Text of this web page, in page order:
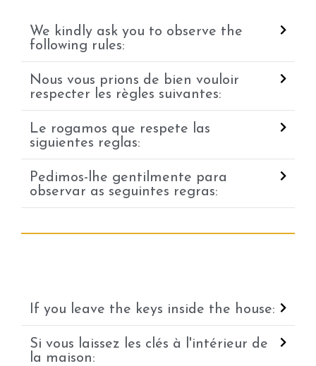
We kindly ask you to observe the
following rules:
Nous vous prions de bien vouloir
respecter les règles suivantes:
Le rogamos que respete las
siguientes reglas:
Pedimos-lhe gentilmente para
observar as seguintes regras:
If you leave the keys inside the house:
Si vous laissez les clés à l'intérieur de
la maison: